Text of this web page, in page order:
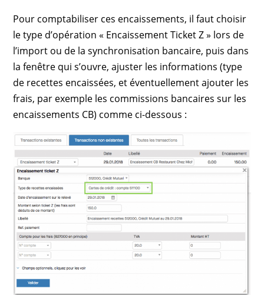
Pour comptabiliser ces encaissements, il faut choisir
le type d’opération « Encaissement Ticket Z » lors de
l’import ou de la synchronisation bancaire, puis dans
la fenêtre qui s’ouvre, ajuster les informations (type
de recettes encaissées, et éventuellement ajouter les
frais, par exemple les commissions bancaires sur les
encaissements CB) comme ci-dessous :